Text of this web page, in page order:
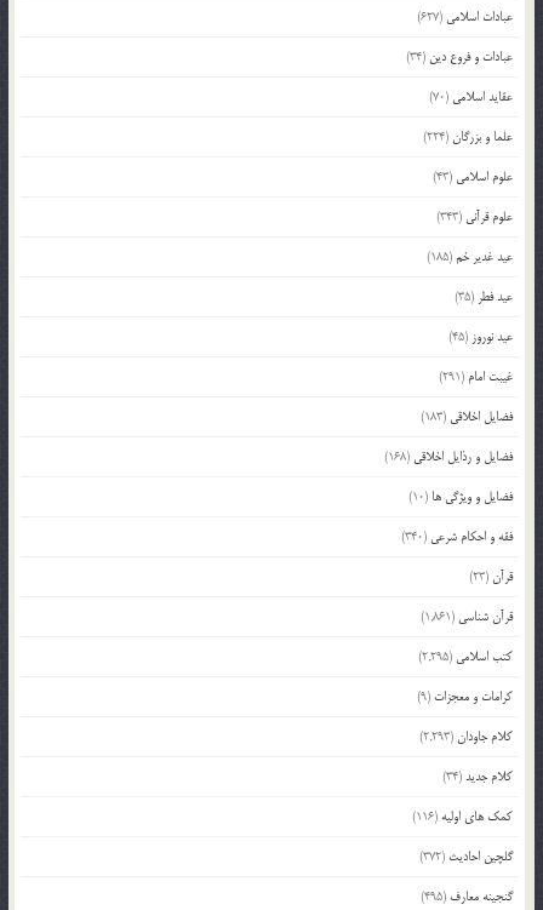
عبادات اسلامی (627)
عبادات و فروع دین (34)
عقاید اسلامی (70)
علما و بزرگان(224)
علوم اسلامی (43)
علوم قرآنی (343)
عید غدیر خم(185)
عید فطر (35)
عید نوروز (45)
غیبت امام (291)
فضایل اخلاقی (183)
فضایل و رذایل اخلاقی (168)
فضایل و ویژگی ها (10)
فقه و احکام شرعی (340)
قرآن(23)
قرآن شناسی (1,861)
کتب اسلامی (2,295)
کرامات و معجزات (9)
کلام جاودان(2,293)
کلام جدید(34)
کمک های اولیه (116)
گلچین احادیث (372)
گنجینه معارف (495)